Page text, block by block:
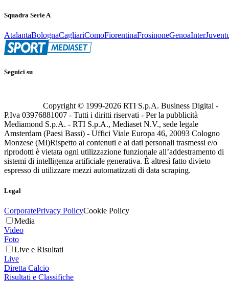
Squadra Serie A
AtalantaBolognaCagliariComoFiorentinaFrosinoneGenoaInter
Seguici su
Copyright © 1999-2026 RTI S.p.A. Business Digital -
P.Iva 03976881007 - Tutti i diritti riservati - Per la pubblicità
Mediamond S.p.A. - RTI S.p.A., Mediaset N.V., sede legale
Amsterdam (Paesi Bassi) - Uffici Viale Europa 46, 20093 Cologno
Monzese (MI)Rispetto ai contenuti e ai dati personali trasmessi e/o
riprodotti è vietata ogni utilizzazione funzionale all’addestramento di
sistemi di intelligenza artificiale generativa. È altresì fatto divieto
espresso di utilizzare mezzi automatizzati di data scraping.
Legal
CorporatePrivacy PolicyCookie Policy
Media
Video
Foto
Live e Risultati
Live
Diretta Calcio
Risultati e Classifiche